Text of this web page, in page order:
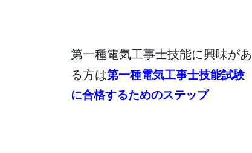
第一種電気工事士技能に興味があ
る方は第一種電気工事士技能試験
に合格するためのステップ